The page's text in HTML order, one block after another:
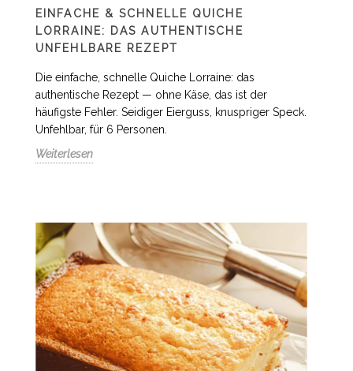
EINFACHE & SCHNELLE QUICHE
LORRAINE: DAS AUTHENTISCHE
UNFEHLBARE REZEPT
Die einfache, schnelle Quiche Lorraine: das
authentische Rezept — ohne Käse, das ist der
häufigste Fehler. Seidiger Eierguss, knuspriger Speck.
Unfehlbar, für 6 Personen.
Weiterlesen